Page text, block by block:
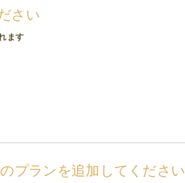
さい
ます
プランを追加してください